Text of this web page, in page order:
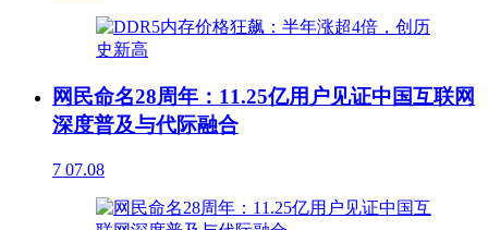
网民命名28周年：11.25亿用户见证中国互联网
深度普及与代际融合
7 07.08